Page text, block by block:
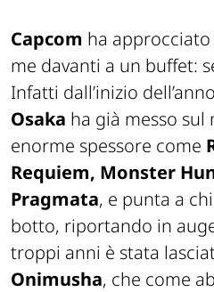
Capcom ha
me davanti a un buffet:
Infatti dall’inizio
Osaka ha già messo
enorme spessore come
Requiem, Monster
Pragmata, e punta a
botto, riportando in
troppi anni è stata
Onimusha, che come